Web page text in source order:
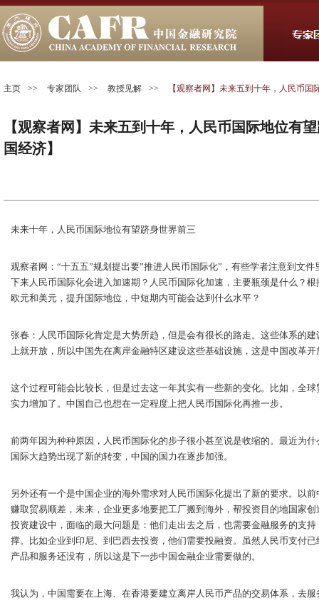
主页 >> 专家团队 >> 教授见解 >> 【观察者网】未来五到十年，人民币
【观察者网】未来五到十年，人民币国际地位有
国经济】
未来十年，人民币国际地位有望跻身世界前三
观察者网：“十五五”规划提出要”推进人民币国际化”，有些学者注意到文
下来人民币国际化会进入加速期？人民币国际化加速，主要瓶颈是什么？
欧元和美元，提升国际地位，中短期内可能会达到什么水平？
张春：人民币国际化肯定是大势所趋，但是会有很长的路走。这些体系的
上就开放，所以中国先在离岸金融特区建设这些基础设施，这是中国改革
这个过程可能会比较长，但是过去这一年其实有一些新的变化。比如，全
实力增加了。中国自己也想在一定程度上把人民币国际化再推一步。
前两年因为种种原因，人民币国际化的步子很小甚至说是收缩的。最近为
国际大趋势出现了新的转变，中国的国力在逐步加强。
另外还有一个是中国企业的海外需求对人民币国际化提出了新的要求。以
赚取贸易顺差，未来，企业更多地要把工厂搬到海外，帮投资目的地国家
投资建设中，面临的最大问题是：他们走出去之后，也需要金融服务的支
撑。比如企业到印尼、到巴西去投资，他们需要投融资。虽然人民币支付
产品和服务还没有，所以这是下一步中国金融企业需要做的。
我认为，中国需要在上海、在香港要建立离岸人民币产品的交易体系，去